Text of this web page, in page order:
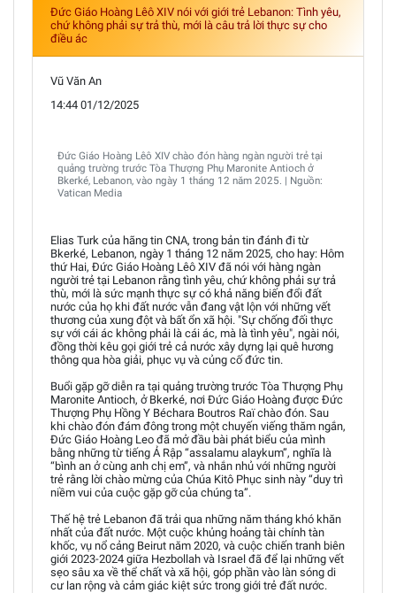
Đức Giáo Hoàng Lêô XIV nói với giới trẻ Lebanon: Tình yêu,
chứ không phải sự trả thù, mới là câu trả lời thực sự cho
điều ác
Vũ Văn An
14:44 01/12/2025
Đức Giáo Hoàng Lêô XIV chào đón hàng ngàn người trẻ tại
quảng trường trước Tòa Thượng Phụ Maronite Antioch ở
Bkerké, Lebanon, vào ngày 1 tháng 12 năm 2025. | Nguồn:
Vatican Media
Elias Turk của hãng tin CNA, trong bản tin đánh đi từ
Bkerké, Lebanon, ngày 1 tháng 12 năm 2025, cho hay: Hôm
thứ Hai, Đức Giáo Hoàng Lêô XIV đã nói với hàng ngàn
người trẻ tại Lebanon rằng tình yêu, chứ không phải sự trả
thù, mới là sức mạnh thực sự có khả năng biến đổi đất
nước của họ khi đất nước vẫn đang vật lộn với những vết
thương của xung đột và bất ổn xã hội. "Sự chống đối thực
sự với cái ác không phải là cái ác, mà là tình yêu", ngài nói,
đồng thời kêu gọi giới trẻ cả nước xây dựng lại quê hương
thông qua hòa giải, phục vụ và củng cố đức tin.
Buổi gặp gỡ diễn ra tại quảng trường trước Tòa Thượng Phụ
Maronite Antioch, ở Bkerké, nơi Đức Giáo Hoàng được Đức
Thượng Phụ Hồng Y Béchara Boutros Raï chào đón. Sau
khi chào đón đám đông trong một chuyến viếng thăm ngắn,
Đức Giáo Hoàng Leo đã mở đầu bài phát biểu của mình
bằng những từ tiếng Ả Rập “assalamu alaykum”, nghĩa là
“bình an ở cùng anh chị em”, và nhắn nhủ với những người
trẻ rằng lời chào mừng của Chúa Kitô Phục sinh này “duy trì
niềm vui của cuộc gặp gỡ của chúng ta”.
Thế hệ trẻ Lebanon đã trải qua những năm tháng khó khăn
nhất của đất nước. Một cuộc khủng hoảng tài chính tàn
khốc, vụ nổ cảng Beirut năm 2020, và cuộc chiến tranh biên
giới 2023-2024 giữa Hezbollah và Israel đã để lại những vết
sẹo sâu xa về thể chất và xã hội, góp phần vào làn sóng di
cư lan rộng và cảm giác kiệt sức trong giới trẻ đất nước.